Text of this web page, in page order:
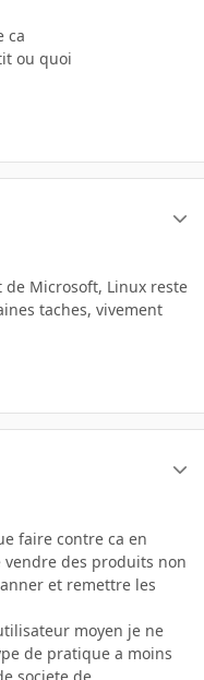
ca
ou quoi
Microsoft, Linux reste
taches, vivement
faire contre ca en
des produits non
et remettre les
moyen je ne
de pratique a moins